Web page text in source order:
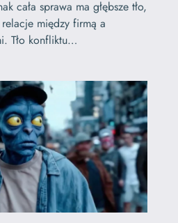
cała sprawa ma głębsze tło,
między firmą a
Tło konfliktu…